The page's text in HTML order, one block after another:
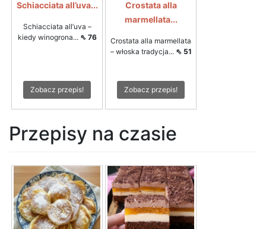
Schiacciata all’uva...
Schiacciata all’uva –
kiedy winogrona... ⇖ 76
Zobacz przepis!
Crostata alla
marmellata...
Crostata alla marmellata
– włoska tradycja... ⇖ 51
Zobacz przepis!
Przepisy na czasie